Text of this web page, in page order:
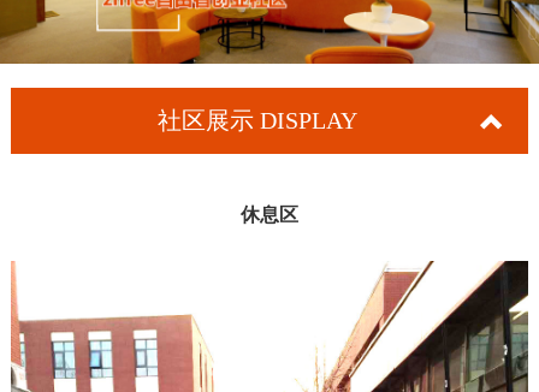
社区展示
新闻资讯
社区展示 DISPLAY
休息区